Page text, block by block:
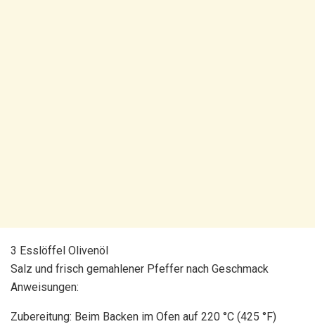
3 Esslöffel Olivenöl
Salz und frisch gemahlener Pfeffer nach Geschmack
Anweisungen:
Zubereitung: Beim Backen im Ofen auf 220 °C (425 °F)